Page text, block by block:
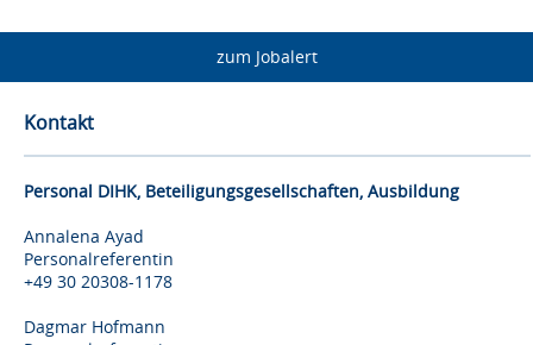
zum Jobalert
Kontakt
Personal DIHK, Beteiligungsgesellschaften, Ausbildung
Annalena Ayad
Personalreferentin
+49 30 20308-1178
Dagmar Hofmann